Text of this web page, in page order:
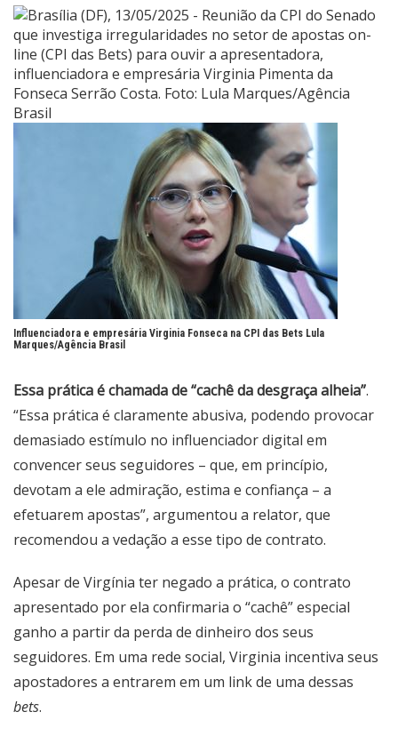
Influenciadora e empresária Virginia Fonseca na CPI das Bets Lula
Marques/Agência Brasil
Essa prática é chamada de “cachê da desgraça alheia”.
“Essa prática é claramente abusiva, podendo provocar
demasiado estímulo no influenciador digital em
convencer seus seguidores – que, em princípio,
devotam a ele admiração, estima e confiança – a
efetuarem apostas”, argumentou a relator, que
recomendou a vedação a esse tipo de contrato.
Apesar de Virgínia ter negado a prática, o contrato
apresentado por ela confirmaria o “cachê” especial
ganho a partir da perda de dinheiro dos seus
seguidores. Em uma rede social, Virginia incentiva seus
apostadores a entrarem em um link de uma dessas
bets.